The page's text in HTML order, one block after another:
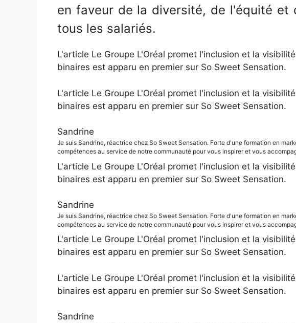
en faveur de la diversité, de l'équité et
tous les salariés.
L'article Le Groupe L'Oréal promet l'inclusion et la
binaires est apparu en premier sur So Sweet Sensation.
L'article Le Groupe L'Oréal promet l'inclusion et la
binaires est apparu en premier sur So Sweet Sensation.
Sandrine
Je suis Sandrine, réactrice chez So Sweet Sensation. Forte d'une formation en
compétences au service de notre communauté pour vous inspirer et vous
L'article Le Groupe L'Oréal promet l'inclusion et la
binaires est apparu en premier sur So Sweet Sensation.
Sandrine
Je suis Sandrine, réactrice chez So Sweet Sensation. Forte d'une formation en
compétences au service de notre communauté pour vous inspirer et vous
L'article Le Groupe L'Oréal promet l'inclusion et la
binaires est apparu en premier sur So Sweet Sensation.
L'article Le Groupe L'Oréal promet l'inclusion et la
binaires est apparu en premier sur So Sweet Sensation.
Sandrine